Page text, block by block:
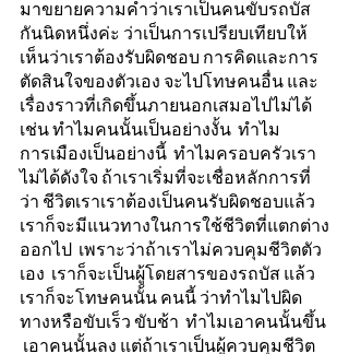
มาขยายความคำว่าเราเป็นคนขับรถบัส
กันนิดหนึ่งค่ะ ว่าเป็นการเปรียบเทียบให้
เห็นว่าเราต้องรับผิดชอบ การคิดและการ
ตัดสินใจของตัวเอง จะไปโทษคนอื่น และ
เรื่องราวที่เกิดขึ้นภายนอกเสมอไปไม่ได้
เช่น ทำไมคนนั้นเป็นอย่างงั้น  ทำไม
การเมืองเป็นอย่างนี้  ทำไมครอบครัวเรา
ไม่ได้ดังใจ ถ้าเราเริ่มที่จะเชื่อหลักการที่
ว่า ชีวิตเราเราต้องเป็นคนรับผิดชอบแล้ว
เราก็จะมีแนวทางในการใช้ชีวิตที่แตกต่าง
ออกไป  เพราะว่าถ้าเราไม่ควบคุมชีวิตตัว
เอง  เราก็จะเป็นผู้โดยสารของรถบัส แล้ว
เราก็จะโทษคนนั้น คนนี้ ว่าทำไมไปผิด
ทางหรือขับเร็ว ขับช้า  ทำไมเอาคนนั้นขึ้น
เอาคนนั้นลง แต่ถ้าเราเป็นผู้ควบคุมชีวิต